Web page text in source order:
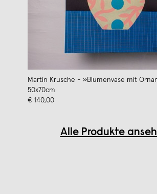
Martin Krusche - »Blumenvase mit
50x70cm
€ 140,00
Alle Produkte